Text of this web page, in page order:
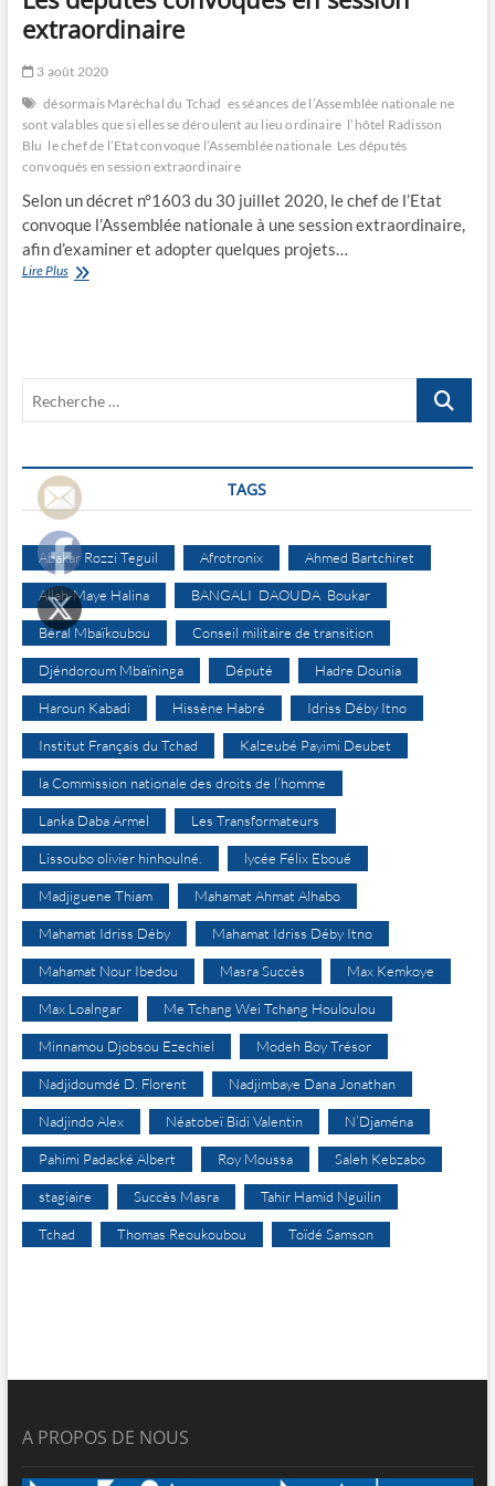
extraordinaire
3 août 2020
désormais Maréchal du Tchad es séances de l’Assemblée nationale ne
sont valables que si elles se déroulent au lieu ordinaire l’hôtel Radisson
Blu le chef de l’Etat convoque l’Assemblée nationale Les députés
convoqués en session extraordinaire
Selon un décret n°1603 du 30 juillet 2020, le chef de l’Etat
convoque l’Assemblée nationale à une session extraordinaire,
afin d’examiner et adopter quelques projets…
Lire PlusLes
Recherche
TAGS
Abakar Rozzi Teguil Afrotronix Ahmed Bartchiret
Allah-Maye Halina BANGALI DAOUDA Boukar
Béral Mbaïkoubou Conseil militaire de transition
Djéndoroum Mbaïninga Député Hadre Dounia
Haroun Kabadi Hissène Habré Idriss Déby Itno
Institut Français du Tchad Kalzeubé Payimi Deubet
la Commission nationale des droits de l’homme
Lanka Daba Armel Les Transformateurs
Lissoubo olivier hinhoulné. lycée Félix Eboué
Madjiguene Thiam Mahamat Ahmat Alhabo
Mahamat Idriss Déby Mahamat Idriss Déby Itno
Mahamat Nour Ibedou Masra Succès Max Kemkoye
Max Loalngar Me Tchang Wei Tchang Houloulou
Minnamou Djobsou Ezechiel Modeh Boy Trésor
Nadjidoumdé D. Florent Nadjimbaye Dana Jonathan
Nadjindo Alex Néatobeï Bidi Valentin N’Djaména
Pahimi Padacké Albert Roy Moussa Saleh Kebzabo
stagiaire Succès Masra Tahir Hamid Nguilin
Tchad Thomas Reoukoubou Toïdé Samson
A PROPOS DE NOUS